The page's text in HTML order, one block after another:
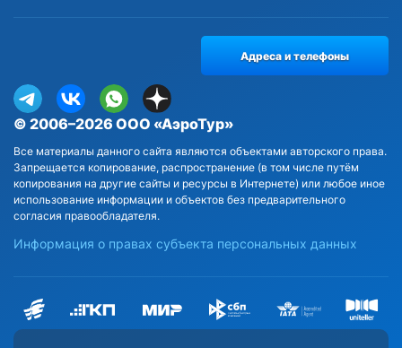
© 2006–2026 ООО «АэроТур»
Все материалы данного сайта являются объектами авторского права.
Запрещается копирование, распространение (в том числе путём
копирования на другие сайты и ресурсы в Интернете) или любое иное
использование информации и объектов без предварительного
согласия правообладателя.
Информация о правах субъекта персональных данных
Адреса и телефоны